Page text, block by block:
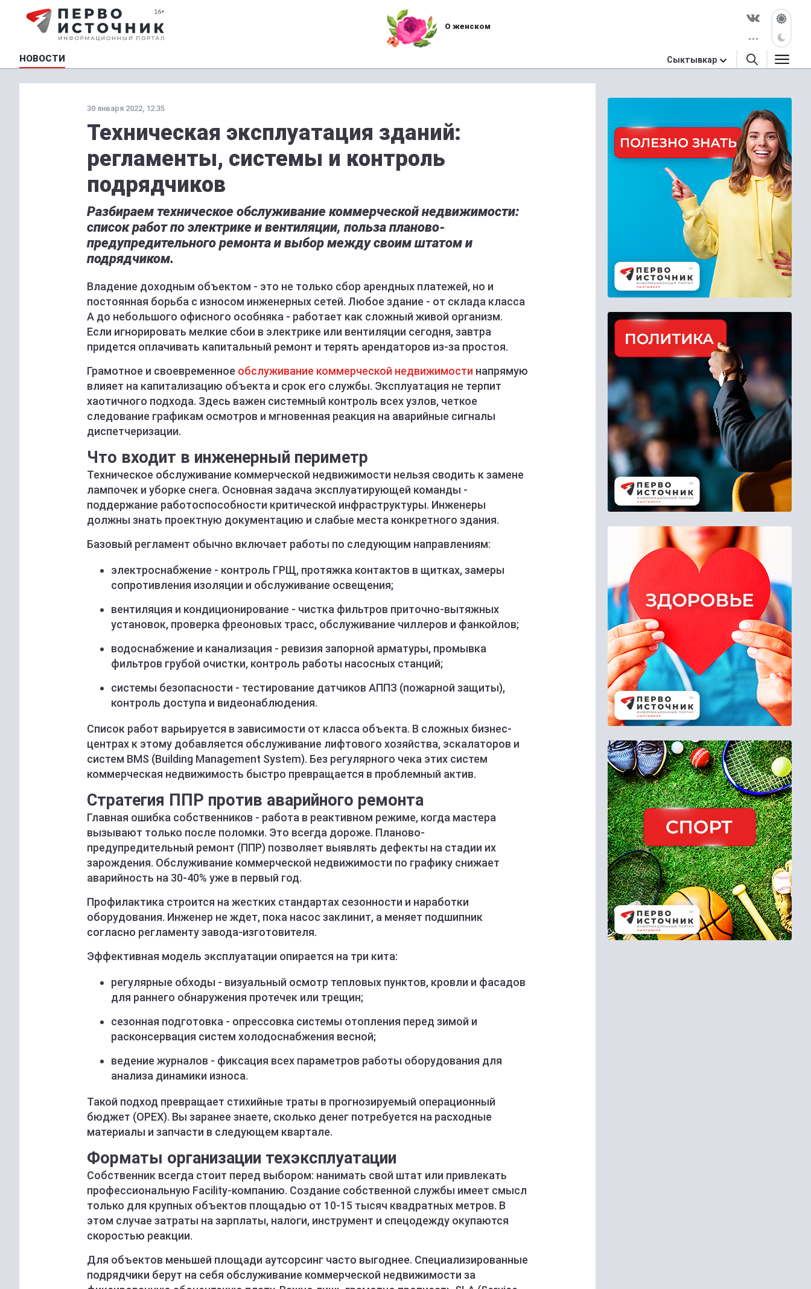
О женском
НОВОСТИ Сыктывкар
30 января 2022, 12:35
Техническая эксплуатация зданий:
регламенты, системы и контроль
подрядчиков
Разбираем техническое обслуживание коммерческой недвижимости:
список работ по электрике и вентиляции, польза планово-
предупредительного ремонта и выбор между своим штатом и
подрядчиком.
Владение доходным объектом - это не только сбор арендных платежей, но и
постоянная борьба с износом инженерных сетей. Любое здание - от склада класса
А до небольшого офисного особняка - работает как сложный живой организм.
Если игнорировать мелкие сбои в электрике или вентиляции сегодня, завтра
придется оплачивать капитальный ремонт и терять арендаторов из-за простоя.
Грамотное и своевременное обслуживание коммерческой недвижимости напрямую
влияет на капитализацию объекта и срок его службы. Эксплуатация не терпит
хаотичного подхода. Здесь важен системный контроль всех узлов, четкое
следование графикам осмотров и мгновенная реакция на аварийные сигналы
диспетчеризации.
Что входит в инженерный периметр
Техническое обслуживание коммерческой недвижимости нельзя сводить к замене
лампочек и уборке снега. Основная задача эксплуатирующей команды -
поддержание работоспособности критической инфраструктуры. Инженеры
должны знать проектную документацию и слабые места конкретного здания.
Базовый регламент обычно включает работы по следующим направлениям:
электроснабжение - контроль ГРЩ, протяжка контактов в щитках, замеры
сопротивления изоляции и обслуживание освещения;
вентиляция и кондиционирование - чистка фильтров приточно-вытяжных
установок, проверка фреоновых трасс, обслуживание чиллеров и фанкойлов;
водоснабжение и канализация - ревизия запорной арматуры, промывка
фильтров грубой очистки, контроль работы насосных станций;
системы безопасности - тестирование датчиков АППЗ (пожарной защиты),
контроль доступа и видеонаблюдения.
Список работ варьируется в зависимости от класса объекта. В сложных бизнес-
центрах к этому добавляется обслуживание лифтового хозяйства, эскалаторов и
систем BMS (Building Management System). Без регулярного чека этих систем
коммерческая недвижимость быстро превращается в проблемный актив.
Стратегия ППР против аварийного ремонта
Главная ошибка собственников - работа в реактивном режиме, когда мастера
вызывают только после поломки. Это всегда дороже. Планово-
предупредительный ремонт (ППР) позволяет выявлять дефекты на стадии их
зарождения. Обслуживание коммерческой недвижимости по графику снижает
аварийность на 30-40% уже в первый год.
Профилактика строится на жестких стандартах сезонности и наработки
оборудования. Инженер не ждет, пока насос заклинит, а меняет подшипник
согласно регламенту завода-изготовителя.
Эффективная модель эксплуатации опирается на три кита:
регулярные обходы - визуальный осмотр тепловых пунктов, кровли и фасадов
для раннего обнаружения протечек или трещин;
сезонная подготовка - опрессовка системы отопления перед зимой и
расконсервация систем холодоснабжения весной;
ведение журналов - фиксация всех параметров работы оборудования для
анализа динамики износа.
Такой подход превращает стихийные траты в прогнозируемый операционный
бюджет (OPEX). Вы заранее знаете, сколько денег потребуется на расходные
материалы и запчасти в следующем квартале.
Форматы организации техэксплуатации
Собственник всегда стоит перед выбором: нанимать свой штат или привлекать
профессиональную Facility-компанию. Создание собственной службы имеет смысл
только для крупных объектов площадью от 10-15 тысяч квадратных метров. В
этом случае затраты на зарплаты, налоги, инструмент и спецодежду окупаются
скоростью реакции.
Для объектов меньшей площади аутсорсинг часто выгоднее. Специализированные
подрядчики берут на себя обслуживание коммерческой недвижимости за